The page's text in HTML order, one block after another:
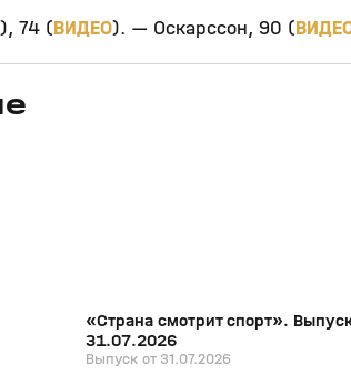
), 74 (ВИДЕО). — Оскарссон, 90 (
«Страна смотрит спорт».
31.07.2026
Выпуск от 31.07.2026